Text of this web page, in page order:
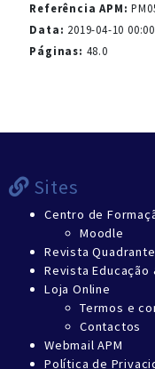
Referência APM:
Data: 2019-04-10
Páginas: 48.0
Sites
Centro de
Moodle
Revista Quadrante
Revista Educação
Loja Online
Termos e
Contactos
Webmail APM
Política de